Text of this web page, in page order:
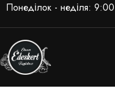
Понеділок - неділя: